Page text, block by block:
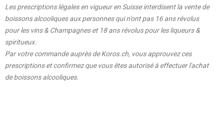
Les prescriptions légales en vigueur en Suisse interdisent la vente de
boissons alcooliques aux personnes qui n'ont pas 16 ans révolus
pour les vins & Champagnes et 18 ans révolus pour les liqueurs &
spiritueux.
Par votre commande auprès de Koros.ch, vous approuvez ces
prescriptions et confirmez que vous êtes autorisé à effectuer l'achat
de boissons alcooliques.